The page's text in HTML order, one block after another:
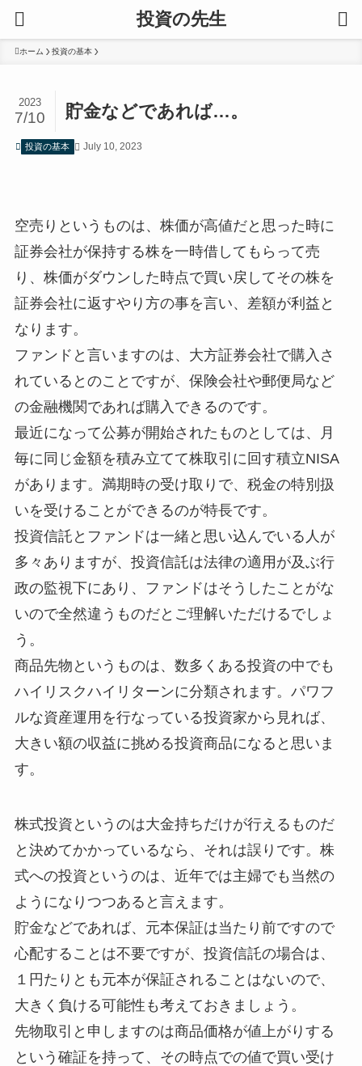
投資の先生
ホーム 投資の基本
貯金などであれば…。
2023
7/10
投資の基本 July 10, 2023
空売りというものは、株価が高値だと思った時に
証券会社が保持する株を一時借してもらって売
り、株価がダウンした時点で買い戻してその株を
証券会社に返すやり方の事を言い、差額が利益と
なります。
ファンドと言いますのは、大方証券会社で購入さ
れているとのことですが、保険会社や郵便局など
の金融機関であれば購入できるのです。
最近になって公募が開始されたものとしては、月
毎に同じ金額を積み立てて株取引に回す積立NISA
があります。満期時の受け取りで、税金の特別扱
いを受けることができるのが特長です。
投資信託とファンドは一緒と思い込んでいる人が
多々ありますが、投資信託は法律の適用が及ぶ行
政の監視下にあり、ファンドはそうしたことがな
いので全然違うものだとご理解いただけるでしょ
う。
商品先物というものは、数多くある投資の中でも
ハイリスクハイリターンに分類されます。パワフ
ルな資産運用を行なっている投資家から見れば、
大きい額の収益に挑める投資商品になると思いま
す。
株式投資というのは大金持ちだけが行えるものだ
と決めてかかっているなら、それは誤りです。株
式への投資というのは、近年では主婦でも当然の
ようになりつつあると言えます。
貯金などであれば、元本保証は当たり前ですので
心配することは不要ですが、投資信託の場合は、
１円たりとも元本が保証されることはないので、
大きく負ける可能性も考えておきましょう。
先物取引と申しますのは商品価格が値上がりする
という確証を持って、その時点での値で買い受け